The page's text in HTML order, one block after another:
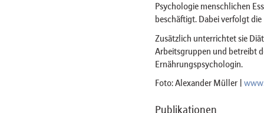
Psychologie menschlichen
beschäftigt. Dabei verfolgt
Zusätzlich unterrichtet sie
Arbeitsgruppen und betreibt
Ernährungspsychologin.
Foto: Alexander Müller |
Publikationen